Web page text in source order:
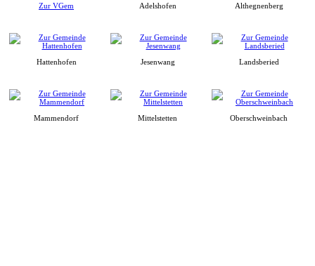
Zur VGem Adelshofen Althegnenberg
Hattenhofen Jesenwang Landsberied
Mammendorf Mittelstetten Oberschweinbach